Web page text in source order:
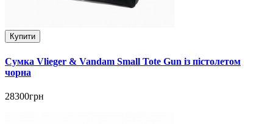
Купити
Сумка Vlieger & Vandam Small Tote Gun із пістолетом
чорна
28300грн